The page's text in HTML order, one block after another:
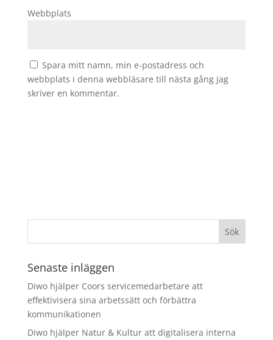
Webbplats
Spara mitt namn, min e-postadress och
webbplats i denna webbläsare till nästa gång jag
skriver en kommentar.
Senaste inläggen
Diwo hjälper Coors servicemedarbetare att
effektivisera sina arbetssätt och förbättra
kommunikationen
Diwo hjälper Natur & Kultur att digitalisera interna